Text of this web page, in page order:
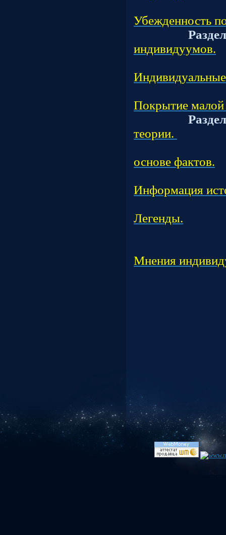
Убежденность
Раздел
индивидуумов.
Покрытие малой
Раздел
теории.
основе фактов.
Информация
Легенды.
Мнения